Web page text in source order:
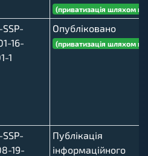
(приватизація шляхом
16-
1
Опубліковано
(приватизація шляхом
19-
Публікація
інформаційного